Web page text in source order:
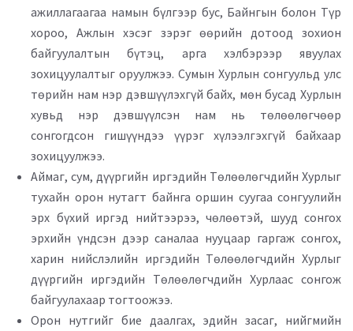
ажиллагаагаа намын бүлгээр бус, Байнгын болон Түр
хороо, Ажлын хэсэг зэрэг өөрийн дотоод зохион
байгуулалтын бүтэц, арга хэлбэрээр явуулах
зохицуулалтыг оруулжээ. Сумын Хурлын сонгуульд улс
төрийн нам нэр дэвшүүлэхгүй байх, мөн бусад Хурлын
хувьд нэр дэвшүүлсэн нам нь төлөөлөгчөөр
сонгогдсон гишүүндээ үүрэг хүлээлгэхгүй байхаар
зохицуулжээ.
Аймаг, сум, дүүргийн иргэдийн Төлөөлөгчдийн Хурлыг
тухайн орон нутагт байнга оршин суугаа сонгуулийн
эрх бүхий иргэд нийтээрээ, чөлөөтэй, шууд сонгох
эрхийн үндсэн дээр саналаа нууцаар гаргаж сонгох,
харин нийслэлийн иргэдийн Төлөөлөгчдийн Хурлыг
дүүргийн иргэдийн Төлөөлөгчдийн Хурлаас сонгож
байгуулахаар тогтоожээ.
Орон нутгийг бие даалгах, эдийн засаг, нийгмийн